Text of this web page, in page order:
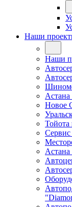
Наши
Наши
Астана
Новое
Сервис